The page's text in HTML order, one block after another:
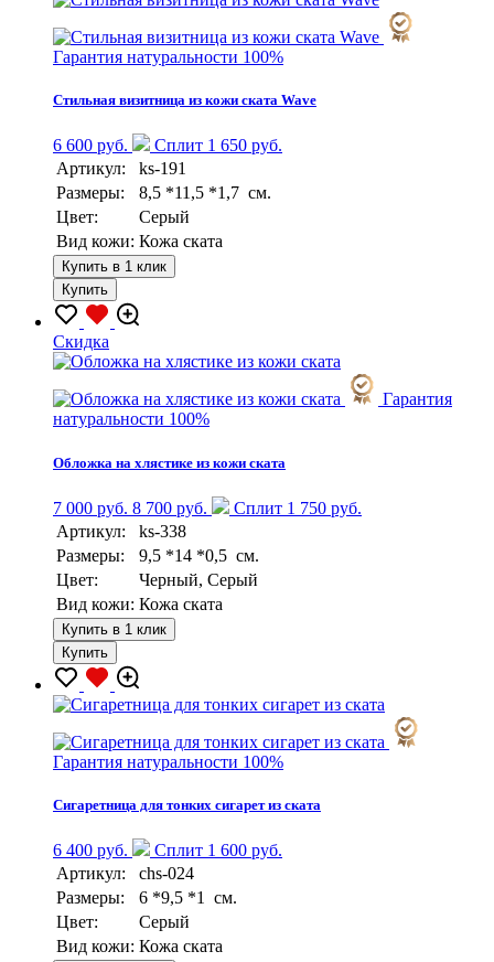
Гарантия натуральности 100%
Стильная визитница из кожи ската Wave
6 600 руб.
Сплит 1 650 руб.
Артикул:
ks-191
Размеры:
8,5 *11,5 *1,7 см.
Цвет:
Серый
Вид кожи: Кожа ската
Купить в 1 клик
Купить
Скидка
Гарантия
натуральности 100%
Обложка на хлястике из кожи ската
7 000 руб. 8 700 руб.
Сплит 1 750 руб.
Артикул:
ks-338
Размеры:
9,5 *14 *0,5 см.
Цвет:
Черный, Серый
Вид кожи: Кожа ската
Купить в 1 клик
Купить
Гарантия натуральности 100%
Сигаретница для тонких сигарет из ската
6 400 руб.
Сплит 1 600 руб.
Артикул:
chs-024
Размеры:
6 *9,5 *1 см.
Цвет:
Серый
Вид кожи: Кожа ската